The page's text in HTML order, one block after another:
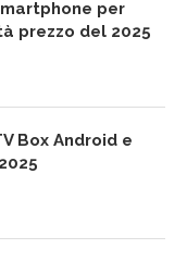
per
prezzo del 2025
Box Android e